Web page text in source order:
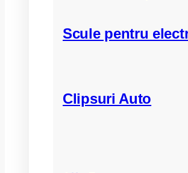
Scule pentru
Clipsuri Auto